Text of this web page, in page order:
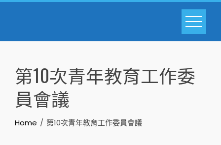
Skip
第10次青年教育工作委
員會議
Home 第10次青年教育工作委員會議